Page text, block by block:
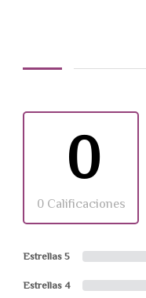
0
0 Calificaciones
Estrellas 5
Estrellas 4